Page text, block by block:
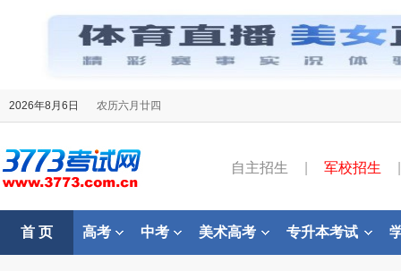
2026年8月6日 农历六月廿四
自主招生 军校招生
首 页 高考 中考 美术高考 专升本考试